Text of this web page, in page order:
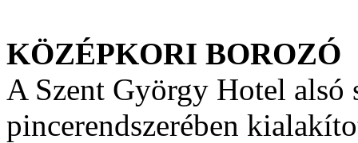
KÖZÉPKORI BOROZÓ
A Szent György Hotel alsó
pincerendszerében